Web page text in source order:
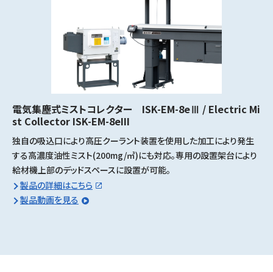
電気集塵式ミストコレクター ISK-EM-8eⅢ / Electric Mi
st Collector ISK-EM-8eIII
独自の吸込口により高圧クーラント装置を使用した加工により発生
する高濃度油性ミスト(200mg/㎥)にも対応。専用の設置架台により
給材機上部のデッドスペースに設置が可能。
製品の詳細はこちら
製品動画を見る